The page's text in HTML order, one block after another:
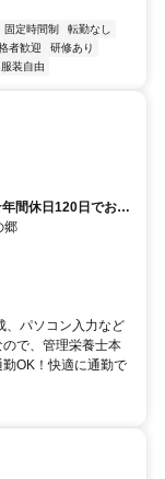
固定時間制
転勤なし
者歓迎
研修あり
服装自由
間休日120日でお休
すい職場です☆
郷
、パソコン入力など
で、管理栄養士本
OK！快適に通勤で